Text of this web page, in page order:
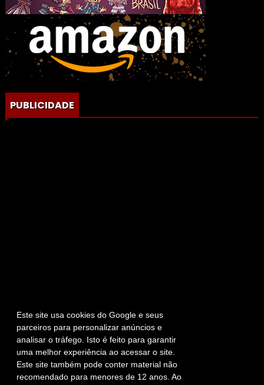
Este site usa cookies do Google e seus
parceiros para personalizar anúncios e
analisar o tráfego. Isto é feito para garantir
uma melhor experiência ao acessar o site.
Este site também pode conter material não
recomendado para menores de 12 anos. Ao
PUBLICIDADE